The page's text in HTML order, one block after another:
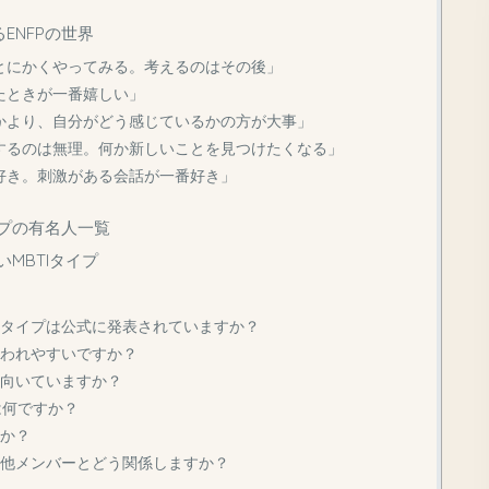
の世界
かくやってみる。考えるのはその後」
きが一番嬉しい」
り、自分がどう感じているかの方が大事」
のは無理。何か新しいことを見つけたくなる」
。刺激がある会話が一番好き」
の有名人一覧
MBTIタイプ
イプは公式に発表されていますか？
れやすいですか？
いていますか？
ですか？
？
メンバーとどう関係しますか？